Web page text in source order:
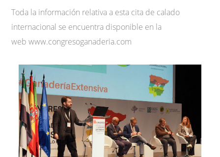
Toda la información relativa a esta cita de calado
internacional se encuentra disponible en la
web www.congresoganaderia.com